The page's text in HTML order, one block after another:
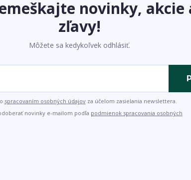
novinky, akcie
zľavy!
Môžete sa kedykoľvek odhlásiť.
spracovaním osobných údajovza účelom zasielania newslettera.
novinky e-mailom podľa podmienok spracovania osobných